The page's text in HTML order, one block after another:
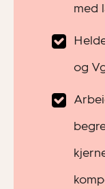
med
og